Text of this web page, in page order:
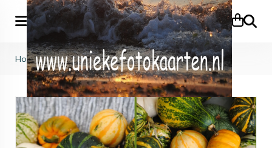
Zoeken
Home>KB (704)